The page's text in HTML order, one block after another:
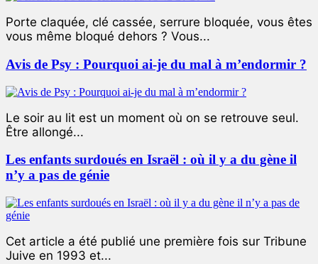
Porte claquée, clé cassée, serrure bloquée, vous êtes
vous même bloqué dehors ? Vous...
Avis de Psy : Pourquoi ai-je du mal à m’endormir ?
Le soir au lit est un moment où on se retrouve seul.
Être allongé...
Les enfants surdoués en Israël : où il y a du gène il
n’y a pas de génie
Cet article a été publié une première fois sur Tribune
Juive en 1993 et...